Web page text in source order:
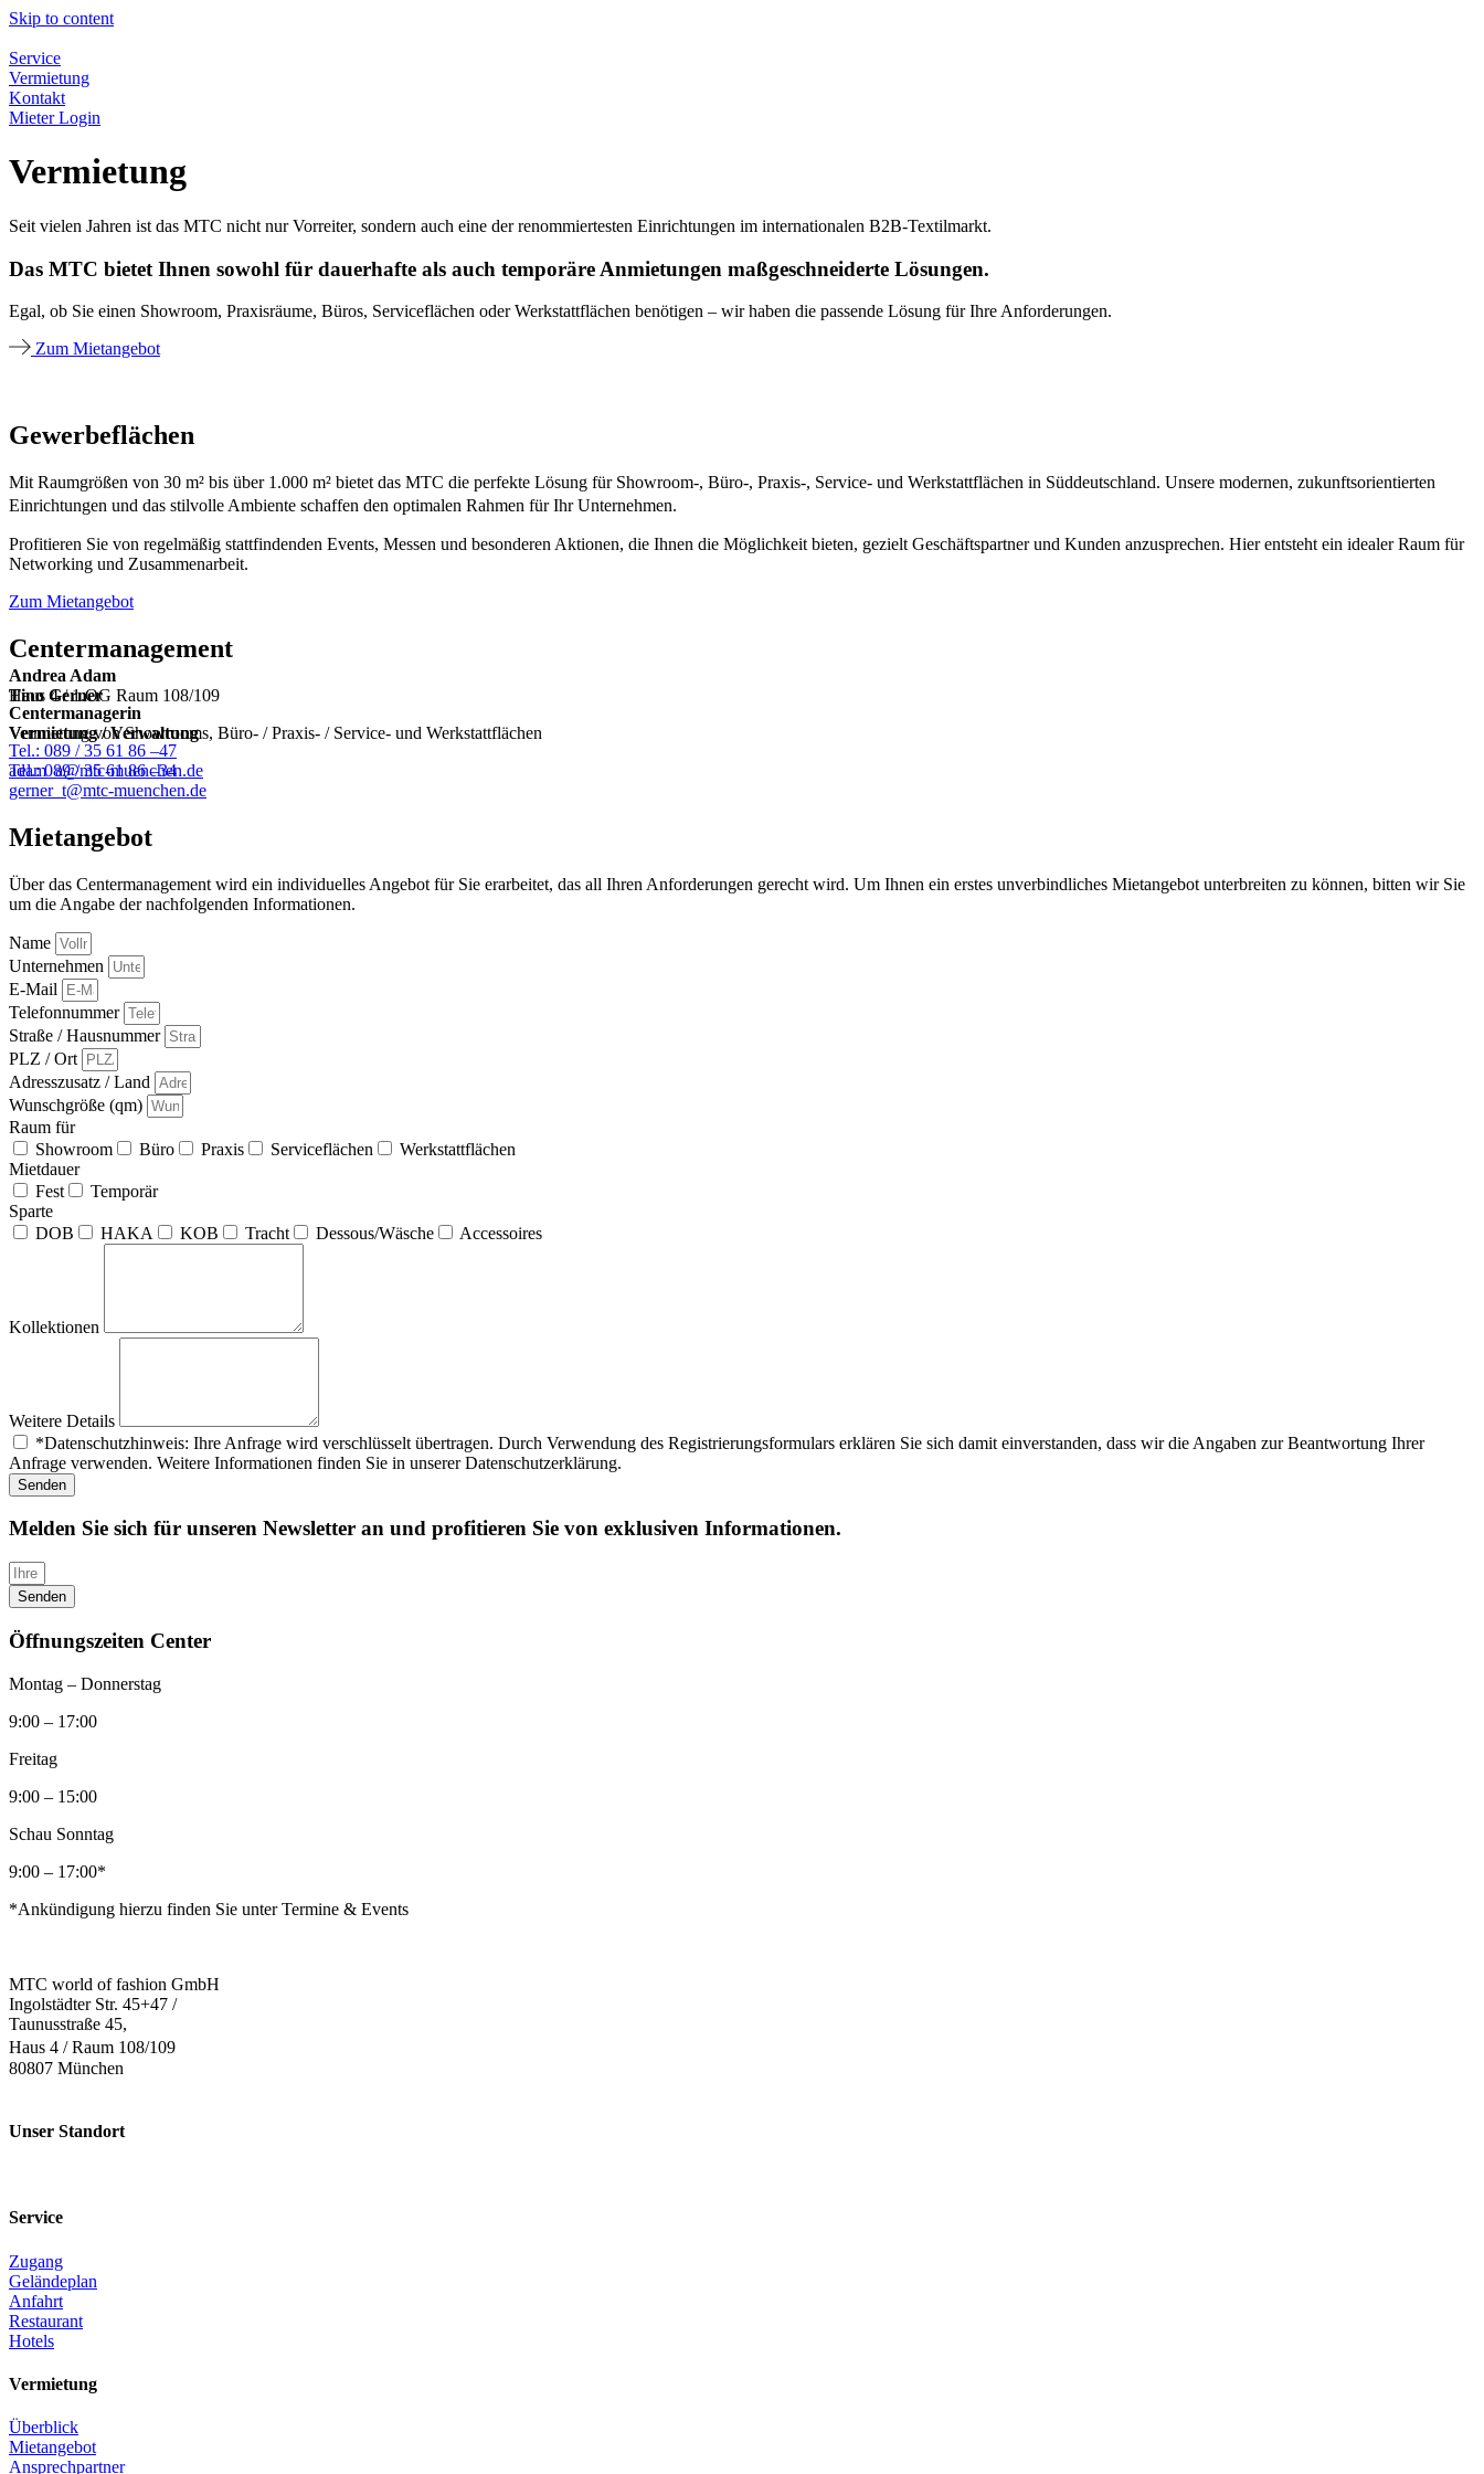
Skip to content
Service
Vermietung
Kontakt
Mieter Login
Vermietung​
Seit vielen Jahren ist das MTC nicht nur Vorreiter, sondern auch eine der renommiertesten Einrichtungen im internationalen B2B-Textilmarkt.
Das MTC bietet Ihnen sowohl für dauerhafte als auch temporäre Anmietungen maßgeschneiderte Lösungen.
Egal, ob Sie einen Showroom, Praxisräume, Büros, Serviceflächen oder Werkstattflächen benötigen – wir haben die passende Lösung für Ihre Anforderungen.
Zum Mietangebot
Gewerbeflächen
Mit Raumgrößen von 30 m² bis über 1.000 m² bietet das MTC die perfekte Lösung für Showroom-, Büro-, Praxis-, Service- und Werkstattflächen in Süddeutschland. Unsere modernen, zukunftsorientierten
Einrichtungen und das stilvolle Ambiente schaffen den optimalen Rahmen für Ihr Unternehmen.
Profitieren Sie von regelmäßig stattfindenden Events, Messen und besonderen Aktionen, die Ihnen die Möglichkeit bieten, gezielt Geschäftspartner und Kunden anzusprechen. Hier entsteht ein idealer Raum für
Networking und Zusammenarbeit.
Zum Mietangebot
Centermanagement
Haus 4 / 1.OG Raum 108/109
Vermietung von Showrooms, Büro- / Praxis- / Service- und Werkstattflächen
Andrea Adam
Centermanagerin
Tel.: 089 / 35 61 86 –47
adam_a@mtc-muenchen.de
Tino Gerner
Vermietung / Verwaltung
Tel.: 089 / 35 61 86 –34
gerner_t@mtc-muenchen.de
Mietangebot
Über das Centermanagement wird ein individuelles Angebot für Sie erarbeitet, das all Ihren Anforderungen gerecht wird. Um Ihnen ein erstes unverbindliches Mietangebot unterbreiten zu können, bitten wir Sie
um die Angabe der nachfolgenden Informationen.
Name
Unternehmen
E-Mail
Telefonnummer
Straße / Hausnummer
PLZ / Ort
Adresszusatz / Land
Wunschgröße (qm)
Raum für
Showroom
Büro Praxis Serviceflächen
Werkstattflächen
Mietdauer
Fest
Temporär
Sparte
DOB
HAKA KOB Tracht Dessous/Wäsche Accessoires
Kollektionen
Weitere Details
*Datenschutzhinweis: Ihre Anfrage wird verschlüsselt übertragen. Durch Verwendung des Registrierungsformulars erklären Sie sich damit einverstanden, dass wir die Angaben zur Beantwortung Ihrer
Anfrage verwenden. Weitere Informationen finden Sie in unserer Datenschutzerklärung.
Senden
Melden Sie sich für unseren Newsletter an und profitieren Sie von exklusiven Informationen.
Senden
Öffnungszeiten Center
Montag – Donnerstag
9:00 – 17:00
Freitag
9:00 – 15:00
Schau Sonntag
9:00 – 17:00*
*Ankündigung hierzu finden Sie unter Termine & Events
MTC world of fashion GmbH
Ingolstädter Str. 45+47 /
Taunusstraße 45,
Haus 4 / Raum 108/109
80807 München
Unser Standort
Service
Zugang
Geländeplan
Anfahrt
Restaurant
Hotels
Vermietung
Überblick
Mietangebot
Ansprechpartner